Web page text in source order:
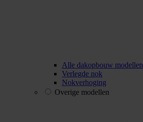
Alle dakopbouw modellen
Verlegde nok
Nokverhoging
Overige modellen